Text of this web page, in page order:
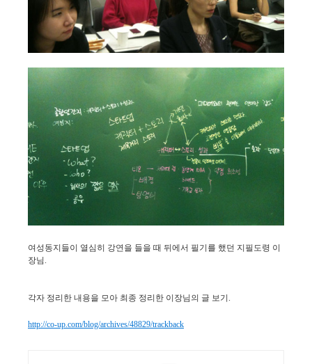
여성동지들이 열심히 강연을 들을 때 뒤에서 필기를 했던 지필도령 이
장님.
각자 정리한 내용을 모아 최종 정리한 이장님의 글 보기.
http://co-up.com/blog/archives/48829/trackback